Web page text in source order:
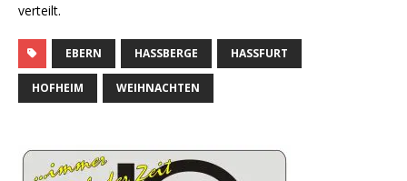
verteilt.
EBERN HASSBERGE HASSFURT
HOFHEIM WEIHNACHTEN